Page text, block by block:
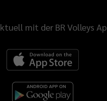
mit der BR Volleys